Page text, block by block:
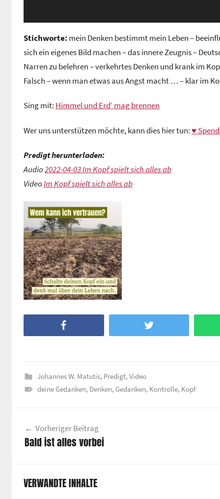
Stichworte: mein Denken bestimmt mein Leben –
sich ein eigenes Bild machen – das innere Zeugnis –
Narren zu belehren – verkehrtes Denken und krank im
Falsch – wenn man etwas aus Angst macht … – klar im
Sing mit: Himmel und Erd‘ mag brennen
Wer uns unterstützen möchte, kann dies hier tun: ♥
Predigt herunterladen:
Audio2022-04-03 Im Kopf spielt sich alles ab
VideoIm Kopf spielt sich alles ab
Twitter
Johannes W. Matutis, Predigt, Video
deine Gedanken, Denken, Gedanken, Kontrolle, Kopf
Vorheriger Beitrag
Bald ist alles vorbei
VERWANDTE INHALTE